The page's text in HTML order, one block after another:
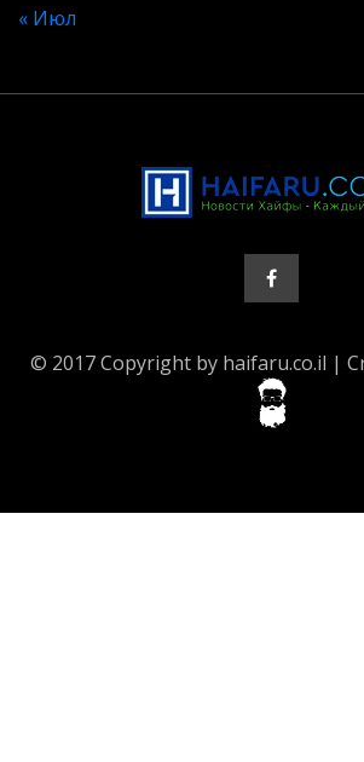
« Июл
© 2017 Copyright by haifaru.co.il |